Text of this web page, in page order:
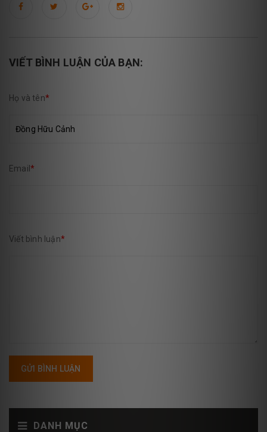
DANH MỤC
VIẾT BÌNH LUẬN CỦA BẠN:
Họ và tên*
Email *
Viết bình luận*
GỬI BÌNH LUẬN